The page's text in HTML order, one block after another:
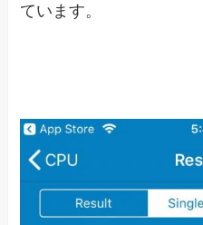
ています。